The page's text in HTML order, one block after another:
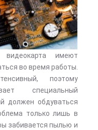
имеют
во время работы.
поэтому
специальный
должен обдуваться
только лишь в
забивается пылью и